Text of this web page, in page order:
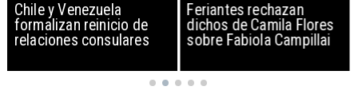
Chile y Venezuela
formalizan reinicio de
relaciones consulares
Feriantes rechazan
dichos de Camila Flores
sobre Fabiola Campillai